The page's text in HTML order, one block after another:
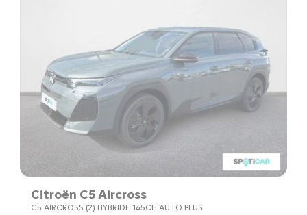
Citroën C5 Aircross
C5 AIRCROSS (2) HYBRIDE 145CH AUTO PLUS